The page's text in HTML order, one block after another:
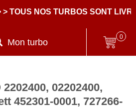
NOS TURBOS SONT
Mon turbo
0
02202400,
452301-0001, 727266-